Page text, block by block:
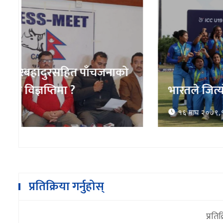
भारतले जित्याे यू–१९ महिला विश्वकप उपाधि
१६ माघ २०७९,१३:१७
प्रतिक्रिया गर्नुहोस्